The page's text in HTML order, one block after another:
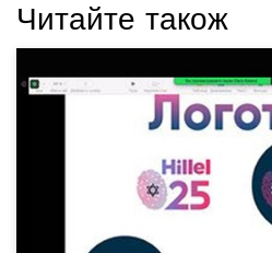
Читайте також